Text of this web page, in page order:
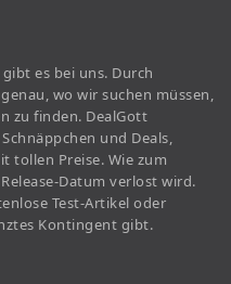
es bei uns. Durch
wo wir suchen müssen,
zu finden. DealGott
und Deals,
tollen Preise. Wie zum
Datum verlost wird.
Test-Artikel oder
Kontingent gibt.